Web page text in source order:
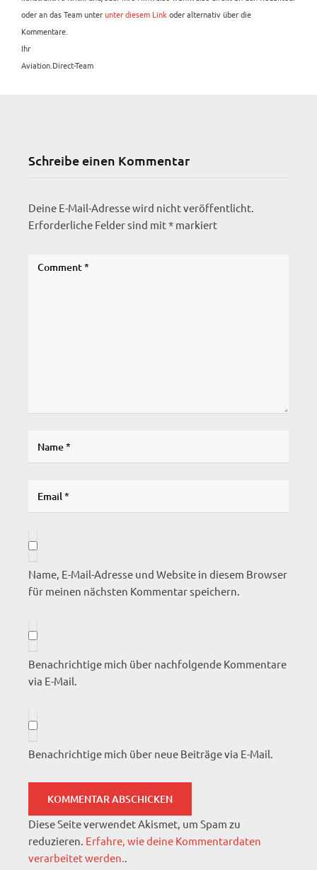
oder an das Team unterunter diesem Linkoder alternativ über die
Kommentare.
Ihr
Aviation.Direct-Team
Schreibe einen Kommentar
Deine E-Mail-Adresse wird nicht veröffentlicht.
Erforderliche Felder sind mit* markiert
Name, E-Mail-Adresse und Website in diesem Browser
für meinen nächsten Kommentar speichern.
Benachrichtige mich über nachfolgende Kommentare
via E-Mail.
Benachrichtige mich über neue Beiträge via E-Mail.
Diese Seite verwendet Akismet, um Spam zu
reduzieren. Erfahre, wie deine Kommentardaten
verarbeitet werden..